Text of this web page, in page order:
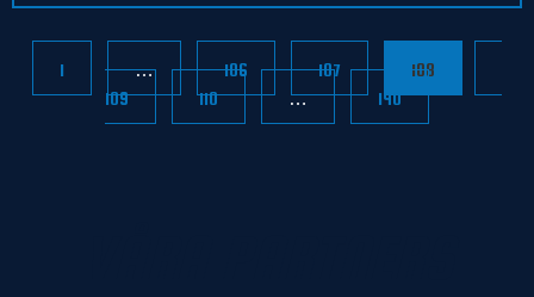
1 … 106 107
108
109
110 … 140